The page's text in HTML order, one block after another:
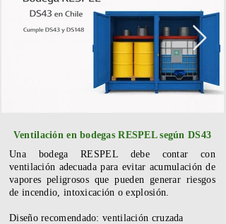
Ventilación en bodegas RESPEL según DS43
Una bodega RESPEL debe contar con
ventilación adecuada para evitar acumulación de
vapores peligrosos que pueden generar riesgos
de incendio, intoxicación o explosión.
Diseño recomendado: ventilación cruzada